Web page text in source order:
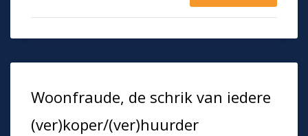
Woonfraude, de schrik van iedere
(ver)koper/(ver)huurder